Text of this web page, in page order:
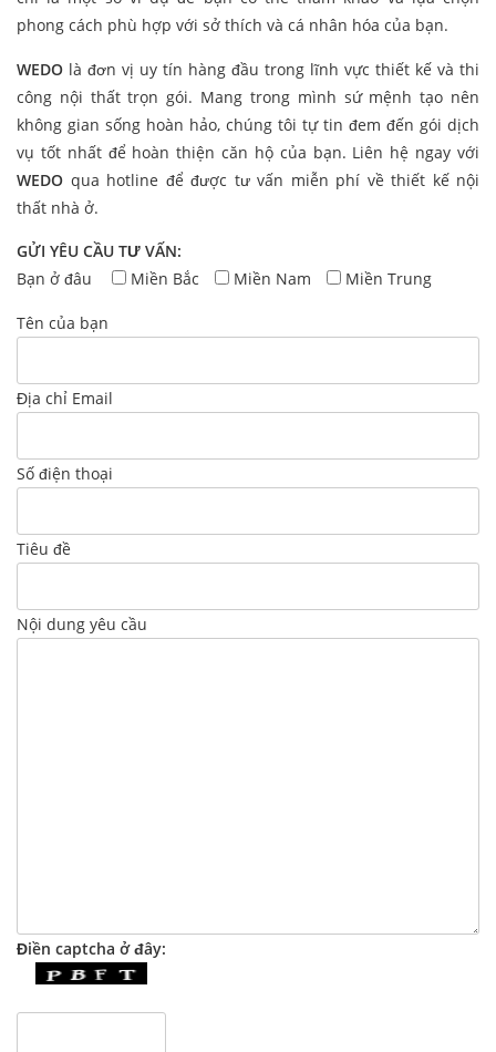
phong cách phù hợp với sở thích và cá nhân hóa của bạn.
WEDO là đơn vị uy tín hàng đầu trong lĩnh vực thiết kế và thi
công nội thất trọn gói. Mang trong mình sứ mệnh tạo nên
không gian sống hoàn hảo, chúng tôi tự tin đem đến gói dịch
vụ tốt nhất để hoàn thiện căn hộ của bạn. Liên hệ ngay với
WEDO qua hotline để được tư vấn miễn phí về thiết kế nội
thất nhà ở.
GỬI YÊU CẦU TƯ VẤN:
Bạn ở đâu
Miền Bắc Miền Nam Miền Trung
Tên của bạn
Địa chỉ Email
Số điện thoại
Tiêu đề
Nội dung yêu cầu
Điền captcha ở đây: